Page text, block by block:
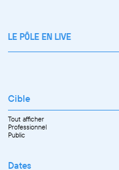
LE PÔLE EN LIVE
Cible
Tout afficher
Professionnel
Public
Dates